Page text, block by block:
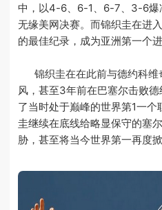
中，以4-6、6-1、6-7、3-6爆
无缘美网决赛。而锦织圭在进
的最佳纪录，成为亚洲第一个
锦织圭在在此前与德约科维
风，甚至3年前在巴塞尔击败
了当时处于巅峰的世界第1一
圭继续在底线给略显保守的塞
胁，甚至将当今世界第一再度掀